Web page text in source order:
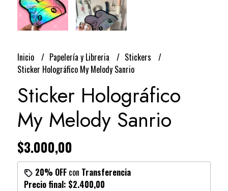
Inicio Papelería y Libreria
Stickers
Sticker Holográfico My Melody Sanrio
Sticker Holográfico
My Melody Sanrio
$3.000,00
20% OFFcon Transferencia
Precio final: $2.400,00